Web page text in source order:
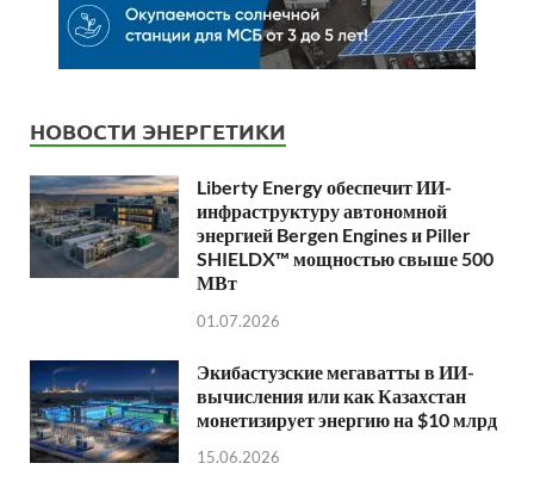
НОВОСТИ ЭНЕРГЕТИКИ
Liberty Energy обеспечит ИИ-
инфраструктуру автономной
энергией Bergen Engines и Piller
SHIELDX™ мощностью свыше 500
МВт
01.07.2026
Экибастузские мегаватты в ИИ-
вычисления или как Казахстан
монетизирует энергию на $10 млрд
15.06.2026